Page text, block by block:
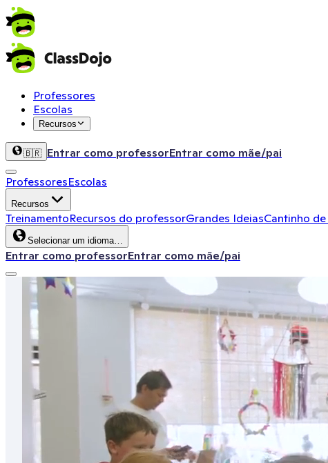
Professores
Escolas
Recursos
🇧🇷 Entrar como professorEntrar como mãe/pai
ProfessoresEscolas
Recursos
TreinamentoRecursos do professorGrandes IdeiasCantinho
Selecionar um idioma…
Entrar como professorEntrar como mãe/pai